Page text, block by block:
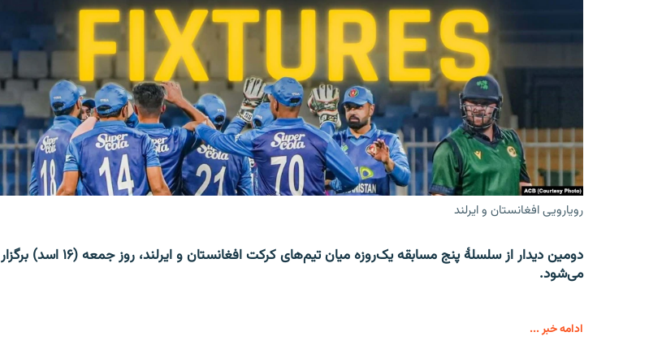
رویارویی افغانستان و ایرلند
دومین دیدار از سلسلۀ پنج مسابقه یک‌روزه میان تیم‌های کرکت افغانستان و ایرلند، روز جمعه (۱۶ اسد) برگزار
می‌شود.
ادامه خبر ...